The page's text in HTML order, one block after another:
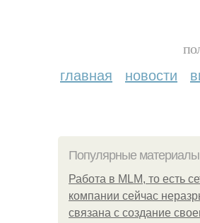
главная новости
Популярные материалы
Работа в MLM, то есть
компании сейчас
связана с создание